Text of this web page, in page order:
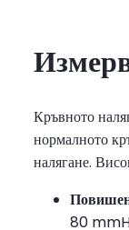
Кръвното
нормалното
налягане.
80